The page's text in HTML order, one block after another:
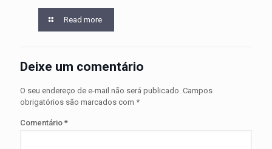
Read more
Deixe um comentário
O seu endereço de e-mail não será publicado. Campos
obrigatórios são marcados com *
Comentário *